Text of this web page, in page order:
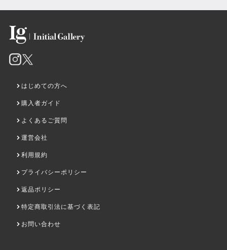
Ganesha-colorful
はじめての方へ
購入者ガイド
よくあるご質問
運営会社
利用規約
プライバシーポリシー
返品ポリシー
特定商取引法に基づく表記
お問い合わせ